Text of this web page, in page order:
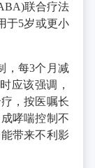
联合疗法
于5岁或更小
，每3个月减
应该强调，
，按医嘱长
哮喘控制不
带来不利影